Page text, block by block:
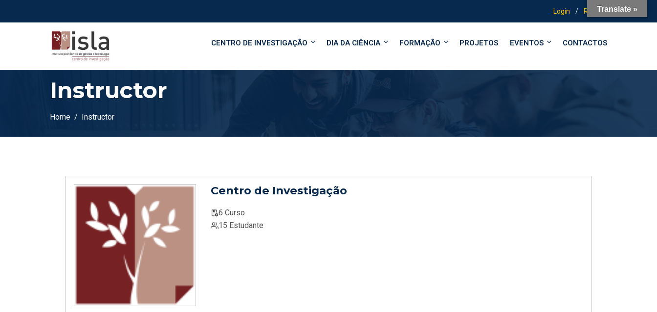
Login / Registo
CENTRO DE INVESTIGAÇÃO DIA DA CIÊNCIA FORMAÇÃO PROJETOS EVENTOS CONTACTOS
Instructor
Home Instructor
Centro de Investigação
6 Curso
15 Estudante
Translate »